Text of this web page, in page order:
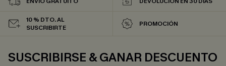
10 % DTO. AL
SUSCRIBIRTE
PROMOCIÓN
SUSCRIBIRSE & GANAR DESCUENTO